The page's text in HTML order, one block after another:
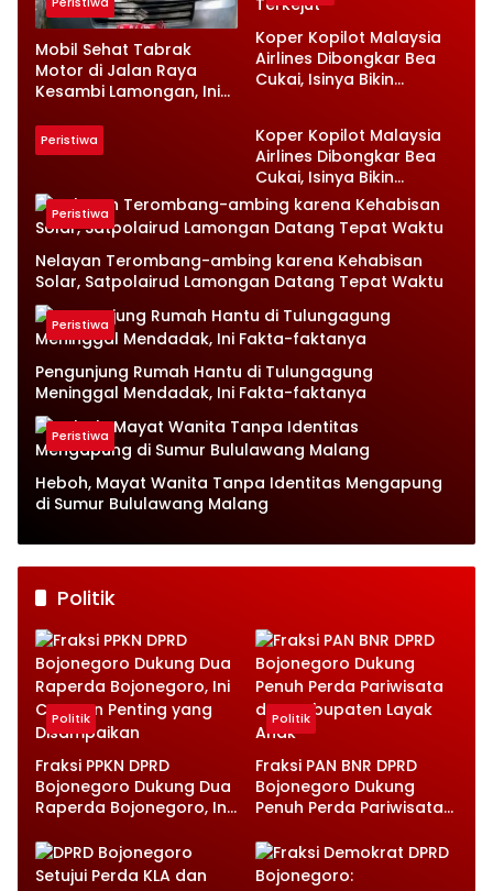
Mobil Sehat Tabrak
Motor di Jalan Raya
Kesambi Lamongan, Ini
Koper Kopilot Malaysia
Airlines Dibongkar Bea
Cukai, Isinya Bikin
Peristiwa
Koper Kopilot Malaysia
Airlines Dibongkar Bea
Cukai, Isinya Bikin
Petugas Terkejut
Peristiwa
Nelayan Terombang-ambing karena Kehabisan
Solar, Satpolairud Lamongan Datang Tepat Waktu
Peristiwa
Pengunjung Rumah Hantu di Tulungagung
Meninggal Mendadak, Ini Fakta-faktanya
Peristiwa
Heboh, Mayat Wanita Tanpa Identitas Mengapung
di Sumur Bululawang Malang
Politik
Politik
Fraksi PPKN DPRD
Bojonegoro Dukung Dua
Raperda Bojonegoro, Ini
Disampaikan
Politik
Fraksi PAN BNR DPRD
Bojonegoro Dukung
Penuh Perda Pariwisata
Anak